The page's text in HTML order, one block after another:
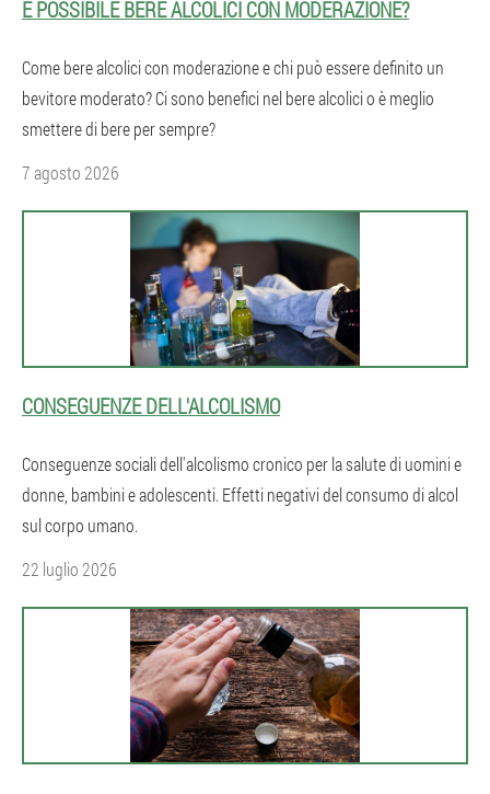
È POSSIBILE BERE ALCOLICI CON MODERAZIONE?
Come bere alcolici con moderazione e chi può essere definito un
bevitore moderato? Ci sono benefici nel bere alcolici o è meglio
smettere di bere per sempre?
7 agosto 2026
CONSEGUENZE DELL'ALCOLISMO
Conseguenze sociali dell'alcolismo cronico per la salute di uomini e
donne, bambini e adolescenti. Effetti negativi del consumo di alcol
sul corpo umano.
22 luglio 2026